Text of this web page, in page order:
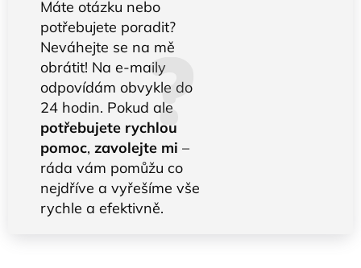
Máte otázku nebo
potřebujete poradit?
Neváhejte se na mě
obrátit! Na e-maily
odpovídám obvykle do
24 hodin. Pokud ale
potřebujete rychlou
pomoc, zavolejte mi –
ráda vám pomůžu co
nejdříve a vyřešíme vše
rychle a efektivně.